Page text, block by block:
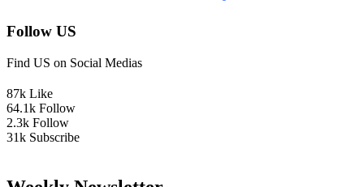
Follow US
Find US on Social Medias
87k Like
64.1k Follow
2.3k Follow
31k Subscribe